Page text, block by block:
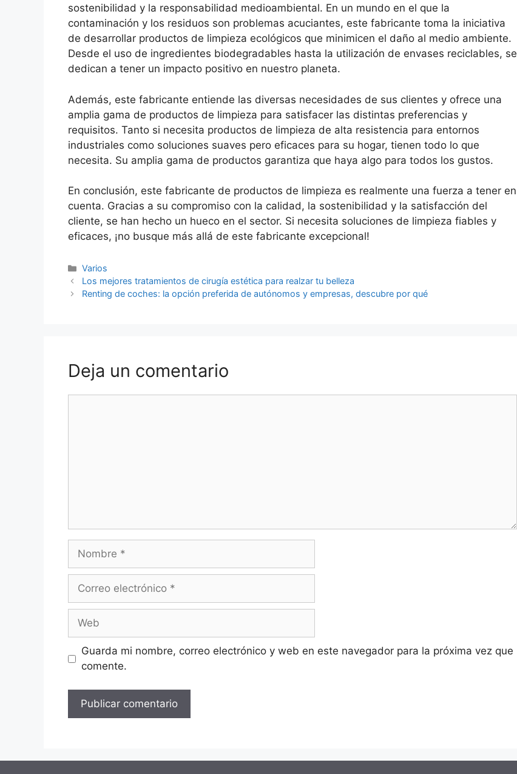
sostenibilidad y la responsabilidad medioambiental. En un mundo en el que la
contaminación y los residuos son problemas acuciantes, este fabricante toma la iniciativa
de desarrollar productos de limpieza ecológicos que minimicen el daño al medio ambiente.
Desde el uso de ingredientes biodegradables hasta la utilización de envases reciclables, se
dedican a tener un impacto positivo en nuestro planeta.
Además, este fabricante entiende las diversas necesidades de sus clientes y ofrece una
amplia gama de productos de limpieza para satisfacer las distintas preferencias y
requisitos. Tanto si necesita productos de limpieza de alta resistencia para entornos
industriales como soluciones suaves pero eficaces para su hogar, tienen todo lo que
necesita. Su amplia gama de productos garantiza que haya algo para todos los gustos.
En conclusión, este fabricante de productos de limpieza es realmente una fuerza a tener en
cuenta. Gracias a su compromiso con la calidad, la sostenibilidad y la satisfacción del
cliente, se han hecho un hueco en el sector. Si necesita soluciones de limpieza fiables y
eficaces, ¡no busque más allá de este fabricante excepcional!
Categorías
Varios
Navegación
de
Los mejores tratamientos de cirugía estética para realzar tu belleza
Renting de coches: la opción preferida de autónomos y empresas, descubre por qué
Deja un comentario
Nombre
Correo
Web
Guarda mi nombre, correo electrónico y web en este navegador para la próxima vez que
comente.